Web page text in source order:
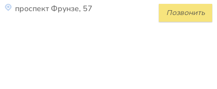
Позвонить
проспект Фрунзе, 57